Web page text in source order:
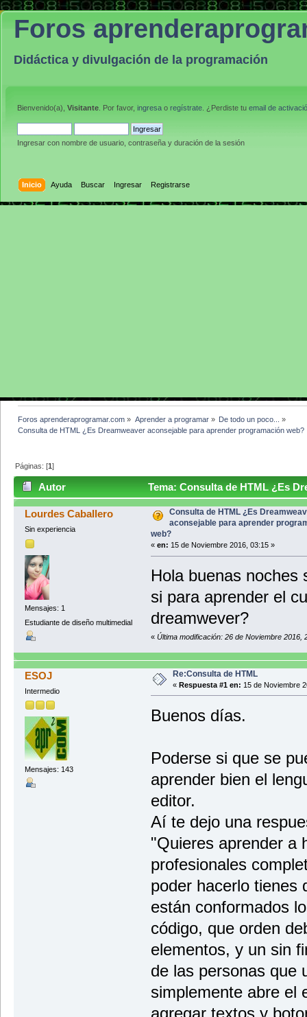
Foros
Didáctica y divulgación de la programación
Bienvenido(a), Visitante . Por favor, ingresa o regístrate . ¿Perdiste tu email de
Ingresar con nombre de usuario, contraseña y duración de la sesión
Inicio Ayuda Buscar Ingresar Registrarse
Foros aprenderaprogramar.com » Aprender a programar» De todo un poco...
»
Consulta de HTML ¿Es Dreamweaver aconsejable para aprender programación web?
Páginas: [1]
Autor
Tema: Consulta de HTML ¿Es
programación web? (Leído 6402 veces)
Lourdes Caballero
Sin experiencia
Mensajes: 1
Estudiante de diseño multimedial
Consulta de HTML ¿Es
aconsejable para aprender
web?
« en: 15 de Noviembre 2016, 03:15 »
Hola buenas noches
si para aprender el
dreamwever?
« Última modificación: 26 de Noviembre 2016,
ESOJ
Intermedio
Mensajes: 143
Re:Consulta de HTML
« Respuesta #1 en: 15 de Noviembre
Buenos días.
Poderse si que se
aprender bien el
editor.
Aí te dejo una
"Quieres aprender a
profesionales
poder hacerlo tienes
están conformados
código, que orden
elementos, y un sin
de las personas que
simplemente abre el
agregar textos y